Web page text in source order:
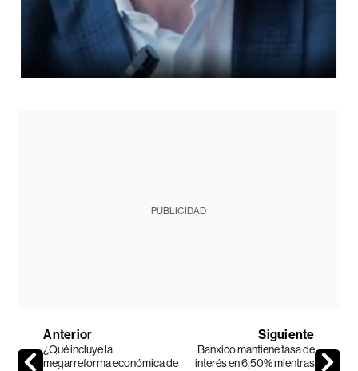
PUBLICIDAD
Anterior
¿Qué incluye la
megarreforma económica de
Siguiente
Banxico mantiene tasa de
interés en 6,50% mientras